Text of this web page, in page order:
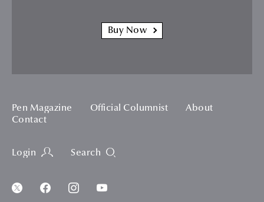
Buy Now
Pen Magazine Official Columnist
About
Contact
Login Search